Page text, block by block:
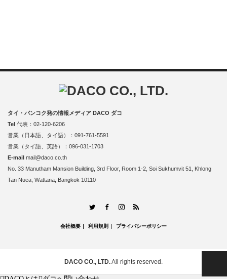
タイ・バンコク発の情報メディア DACO ダコ
Tel 代表：02-120-6206
営業（日本語、タイ語）：091-761-5591
営業（タイ語、英語）：096-031-1703
E-mail mail@daco.co.th
No. 33 Manutham Mansion Building, 3rd Floor, Room 1-2, Soi Sukhumvit 51, Khlong
Tan Nuea, Wattana, Bangkok 10110
TwitterFacebookInstagram
RSS
会社概要 利用規則 プライバシーポリシー
DACO CO., LTD.All rights reserved.